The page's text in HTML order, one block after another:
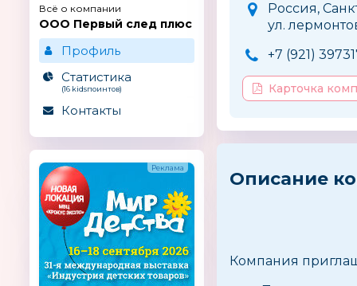
Всё о компании
ООО Первый след плюс
Профиль
Статистика
(16 kidsпоинтов)
Контакты
Россия,
ул.
+7 (921)
Карточка
Описание
Компания